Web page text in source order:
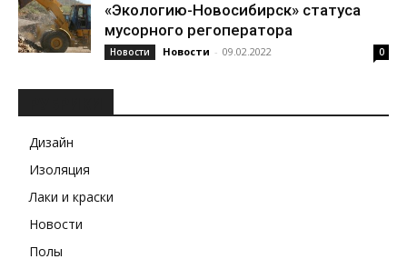
«Экологию-Новосибирск» статуса
мусорного регоператора
Новости Новости - 09.02.2022 0
Дизайн
Изоляция
Лаки и краски
Новости
Полы